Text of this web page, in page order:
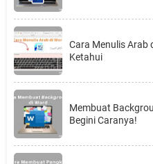
Cara Menulis Arab
Ketahui
Membuat
Begini Caranya!